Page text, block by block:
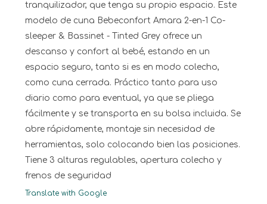
tranquilizador, que tenga su propio espacio. Este
modelo de cuna Bebeconfort Amara 2-en-1 Co-
sleeper & Bassinet - Tinted Grey ofrece un
descanso y confort al bebé, estando en un
espacio seguro, tanto si es en modo colecho,
como cuna cerrada. Práctico tanto para uso
diario como para eventual, ya que se pliega
fácilmente y se transporta en su bolsa incluida. Se
abre rápidamente, montaje sin necesidad de
herramientas, solo colocando bien las posiciones.
Tiene 3 alturas regulables, apertura colecho y
frenos de seguridad
Translate with Google